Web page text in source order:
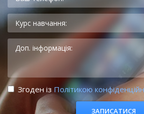
Згоден із Політикою